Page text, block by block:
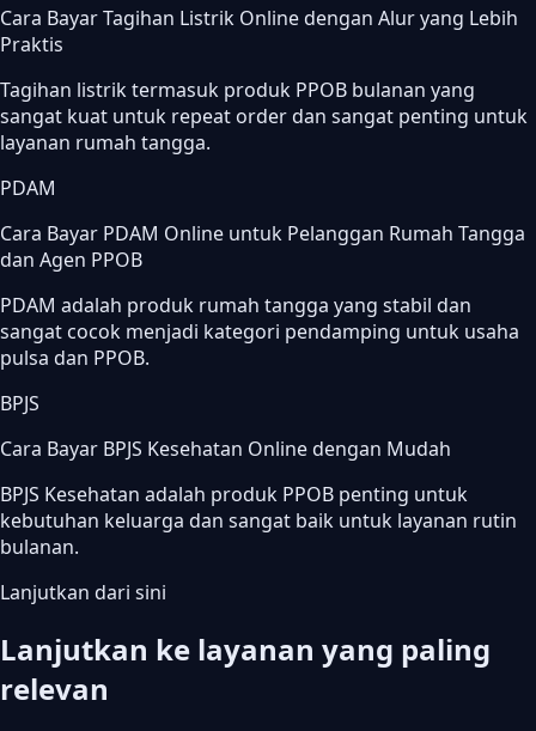
Cara Bayar Tagihan Listrik Online dengan Alur yang Lebih
Praktis
Tagihan listrik termasuk produk PPOB bulanan yang
sangat kuat untuk repeat order dan sangat penting untuk
layanan rumah tangga.
PDAM
Cara Bayar PDAM Online untuk Pelanggan Rumah Tangga
dan Agen PPOB
PDAM adalah produk rumah tangga yang stabil dan
sangat cocok menjadi kategori pendamping untuk usaha
pulsa dan PPOB.
BPJS
Cara Bayar BPJS Kesehatan Online dengan Mudah
BPJS Kesehatan adalah produk PPOB penting untuk
kebutuhan keluarga dan sangat baik untuk layanan rutin
bulanan.
Lanjutkan dari sini
Lanjutkan ke layanan yang paling
relevan